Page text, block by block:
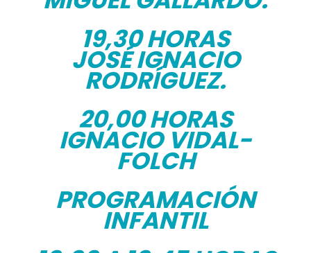
19,30 HORAS
JOSÉ IGNACIO
RODRÍGUEZ.
20,00 HORAS
IGNACIO VIDAL-
FOLCH
PROGRAMACIÓN
INFANTIL